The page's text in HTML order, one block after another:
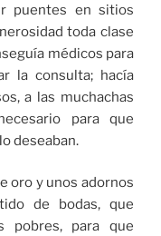
puentes en sitios
toda clase
médicos para
la consulta; hacía
a las muchachas
para que
deseaban.
oro y unos adornos
de bodas, que
pobres, para que